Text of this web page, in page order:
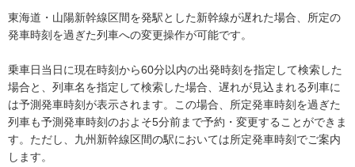
東海道・山陽新幹線区間を発駅とした新幹線が遅れた場合、所定の
発車時刻を過ぎた列車への変更操作が可能です。
乗車日当日に現在時刻から60分以内の出発時刻を指定して検索した
場合と、列車名を指定して検索した場合、遅れが見込まれる列車に
は予測発車時刻が表示されます。この場合、所定発車時刻を過ぎた
列車も予測発車時刻のおよそ5分前まで予約・変更することができま
す。ただし、九州新幹線区間の駅においては所定発車時刻でご案内
します。